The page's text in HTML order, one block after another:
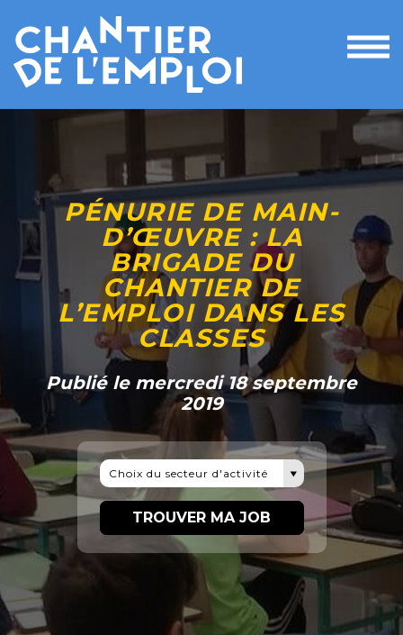
le
PÉNURIE DE MAIN-
D’ŒUVRE : LA
BRIGADE DU
CHANTIER DE
L’EMPLOI DANS LES
CLASSES
Publié le mercredi 18 septembre
2019
Choix du secteur d'activité
TROUVER MA JOB